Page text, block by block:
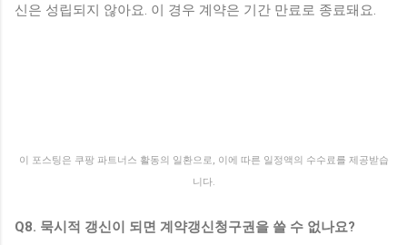
신은 성립되지 않아요. 이 경우 계약은 기간 만료로 종료돼요.
이 포스팅은 쿠팡 파트너스 활동의 일환으로, 이에 따른 일정액의 수수료를 제공받습
니다.
Q8. 묵시적 갱신이 되면 계약갱신청구권을 쓸 수 없나요?